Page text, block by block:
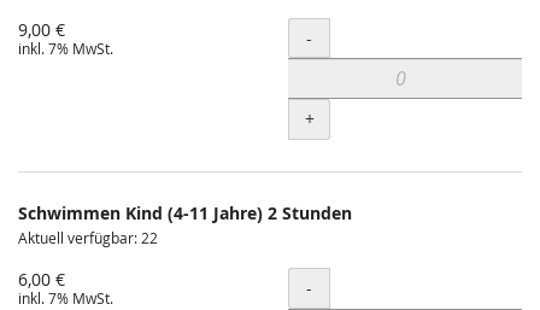
9,00 €
inkl. 7% MwSt. Menge
-
+
Schwimmen Kind (4-11 Jahre) 2 Stunden
Aktuell verfügbar: 22
6,00 €
inkl. 7% MwSt. Menge
-